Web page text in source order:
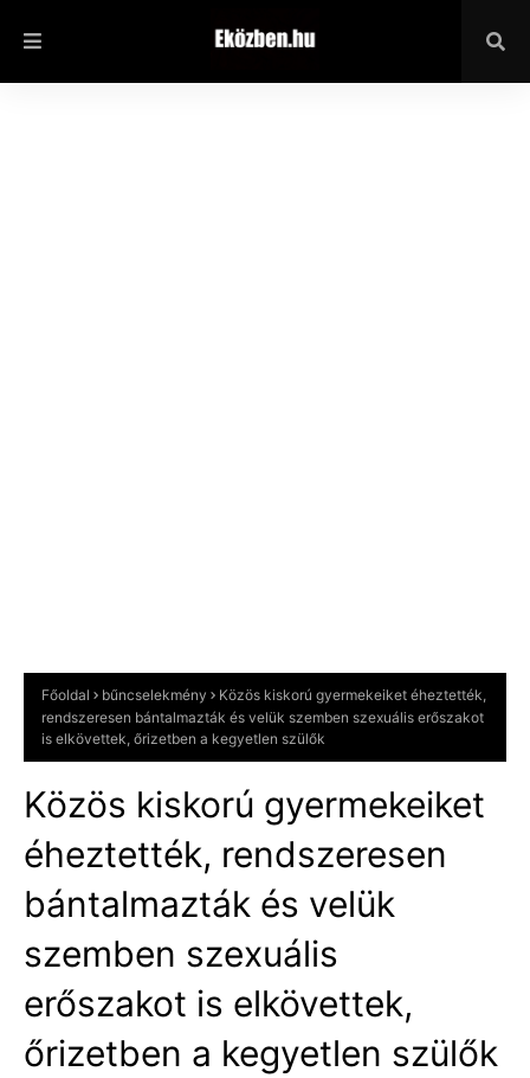
Főoldal bűncselekmény
Közös kiskorú gyermekeiket éheztették,
rendszeresen bántalmazták és velük szemben szexuális erőszakot
is elkövettek, őrizetben a kegyetlen szülők
Közös kiskorú gyermekeiket
éheztették, rendszeresen
bántalmazták és velük
szemben szexuális
erőszakot is elkövettek,
őrizetben a kegyetlen szülők